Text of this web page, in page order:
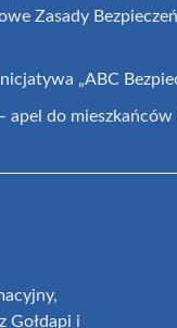
Zasady
„ABC
apel do mieszkańców
Gołdapi i